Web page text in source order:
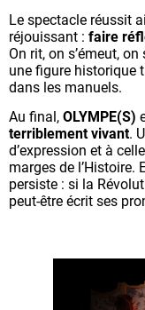
Le spectacle réussit
réjouissant : faire
On rit, on s’émeut,
une figure historique
dans les manuels.
Au final, OLYMPE(S)
terriblement vivant.
d’expression et à
marges de l’Histoire.
persiste : si la
peut-être écrit ses